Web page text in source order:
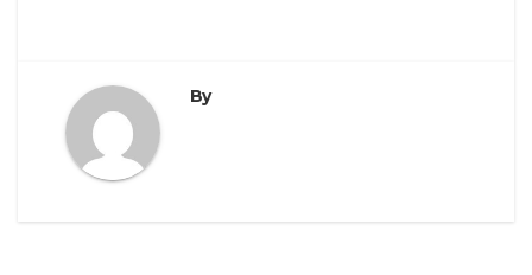
By